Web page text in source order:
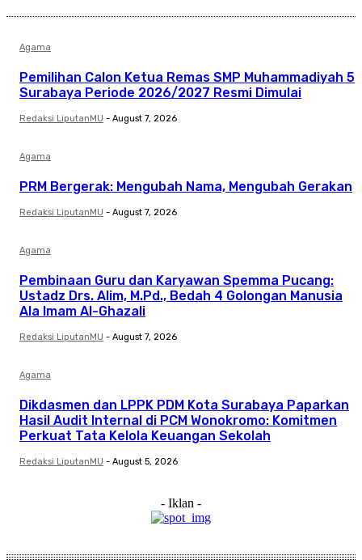
Agama
Pemilihan Calon Ketua Remas SMP Muhammadiyah 5
Surabaya Periode 2026/2027 Resmi Dimulai
Redaksi LiputanMU - August 7, 2026
Agama
PRM Bergerak: Mengubah Nama, Mengubah Gerakan
Redaksi LiputanMU - August 7, 2026
Agama
Pembinaan Guru dan Karyawan Spemma Pucang:
Ustadz Drs. Alim, M.Pd., Bedah 4 Golongan Manusia
Ala Imam Al-Ghazali
Redaksi LiputanMU - August 7, 2026
Agama
Dikdasmen dan LPPK PDM Kota Surabaya Paparkan
Hasil Audit Internal di PCM Wonokromo: Komitmen
Perkuat Tata Kelola Keuangan Sekolah
Redaksi LiputanMU - August 5, 2026
- Iklan -